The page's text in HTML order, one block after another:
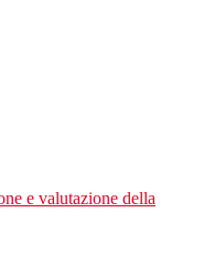
e valutazione della